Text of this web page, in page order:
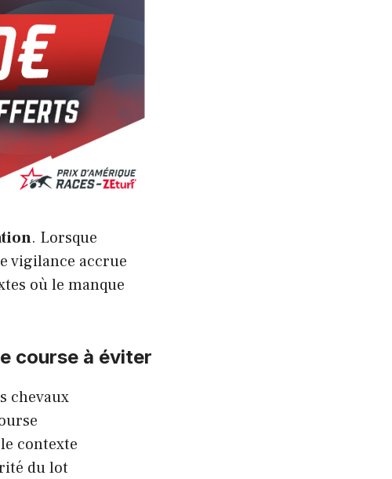
. Lorsque
vigilance accrue
où le manque
course à éviter
chevaux
contexte
du lot